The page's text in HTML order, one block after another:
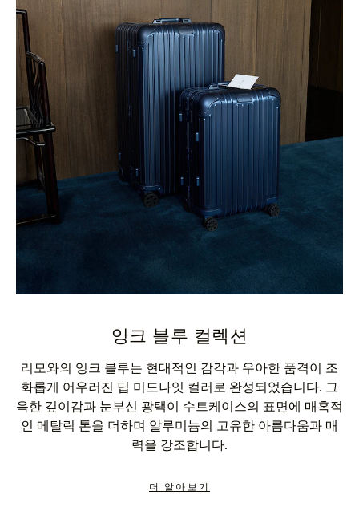
잉크 블루 컬렉션
리모와의 잉크 블루는 현대적인 감각과 우아한 품격이 조
화롭게 어우러진 딥 미드나잇 컬러로 완성되었습니다. 그
윽한 깊이감과 눈부신 광택이 수트케이스의 표면에 매혹적
인 메탈릭 톤을 더하며 알루미늄의 고유한 아름다움과 매
력을 강조합니다.
더 알아보기